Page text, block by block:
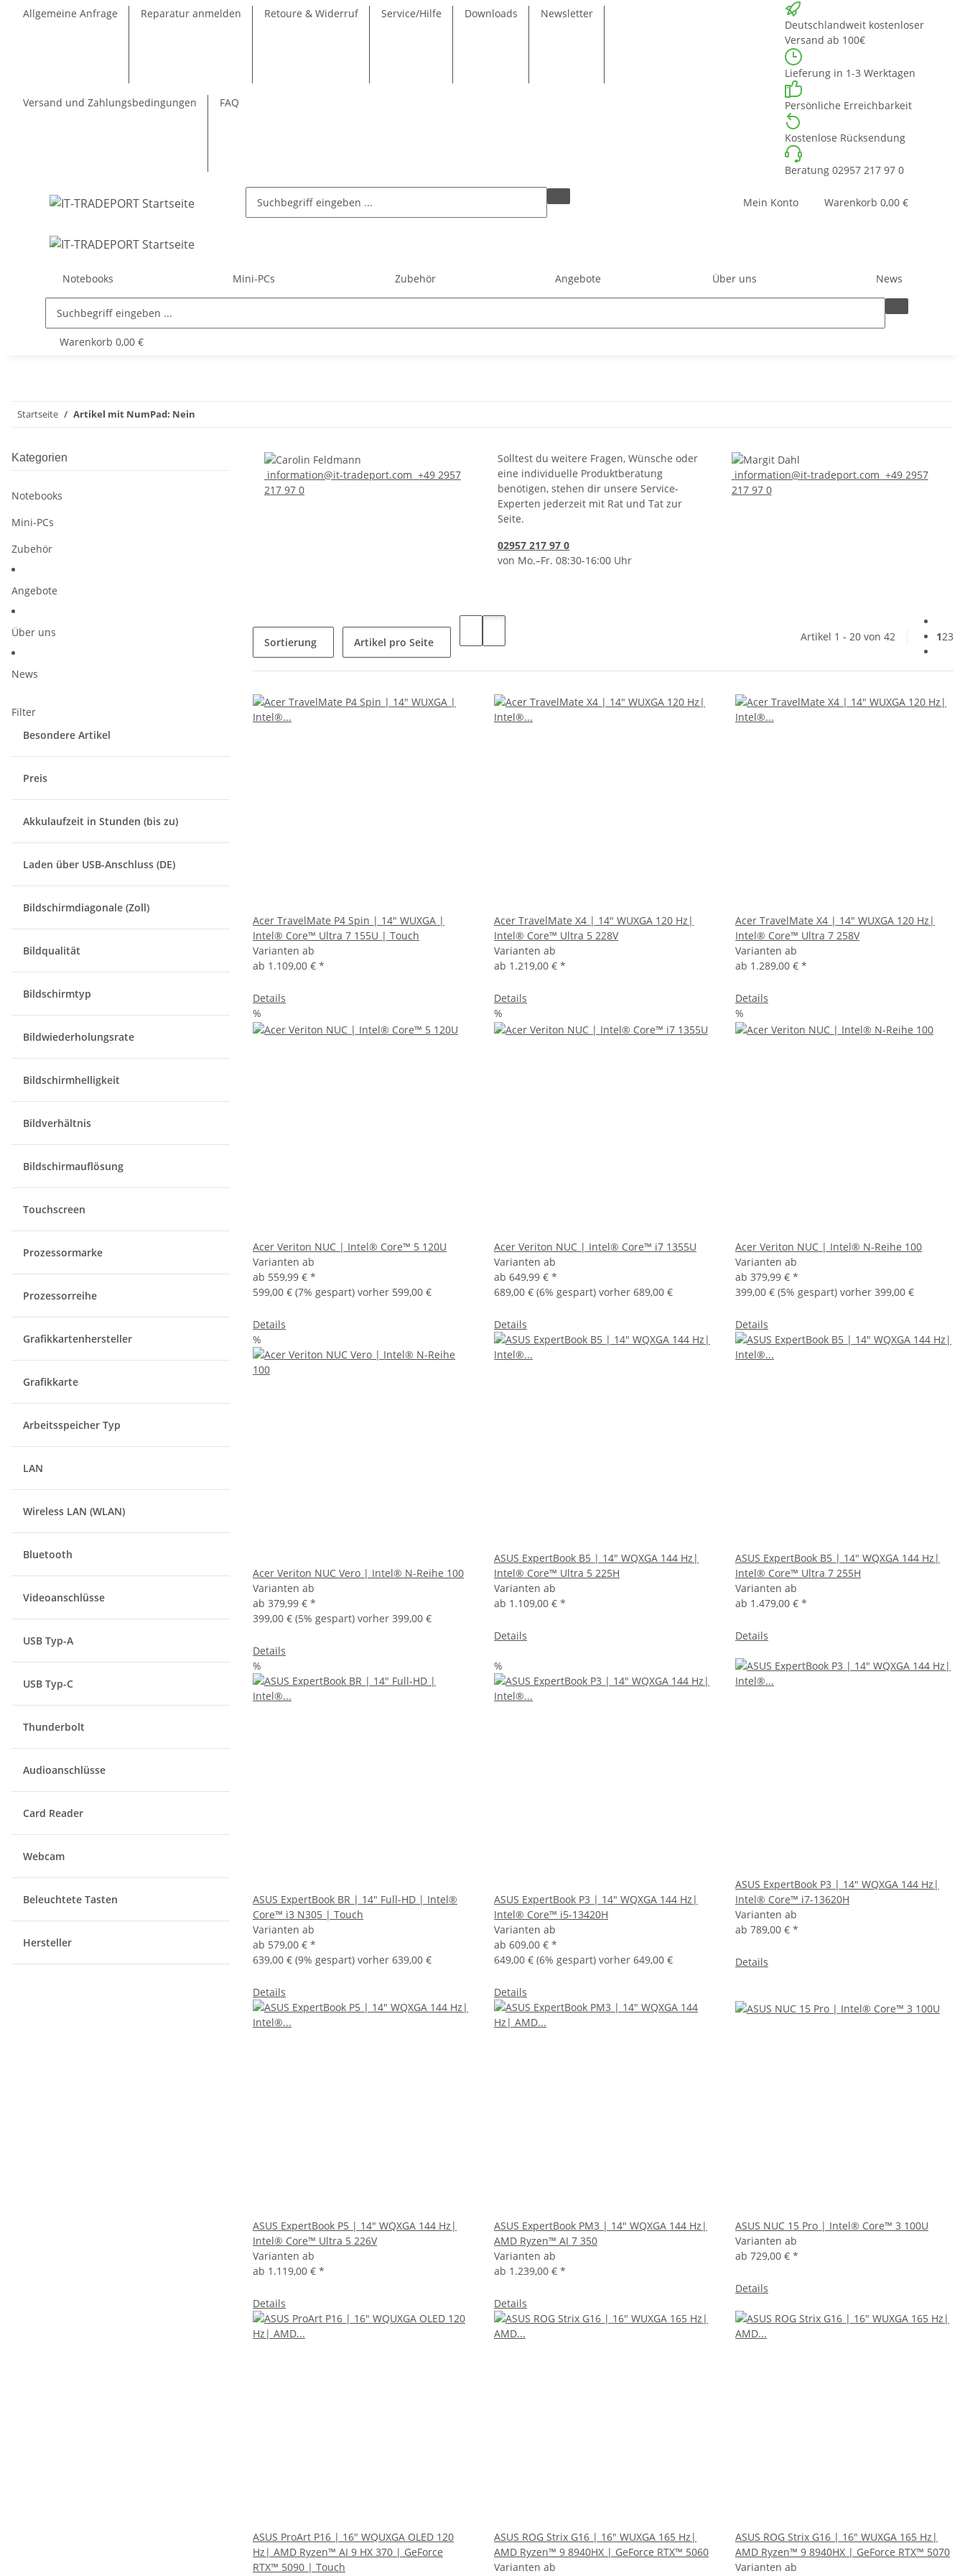
Deutschlandweit kostenloser
Versand ab 100€
Lieferung in 1-3 Werktagen
Persönliche Erreichbarkeit
Kostenlose Rücksendung
Beratung 02957 217 97 0
Allgemeine Anfrage Reparatur anmelden Retoure & Widerruf Service/Hilfe Downloads Newsletter
Versand und Zahlungsbedingungen FAQ
Mein Konto Warenkorb 0,00 €
Notebooks Mini-PCs Zubehör Angebote Über uns News
Warenkorb 0,00 €
Startseite Artikel mit NumPad: Nein
information@it-tradeport.com +49 2957
217 97 0
Solltest du weitere Fragen, Wünsche oder
eine individuelle Produktberatung
benötigen, stehen dir unsere Service-
Experten jederzeit mit Rat und Tat zur
Seite.
02957 217 97 0
von Mo.–Fr. 08:30-16:00 Uhr
information@it-tradeport.com +49 2957
217 97 0
Sortierung Artikel pro Seite Artikel 1 - 20 von 42 123
Acer TravelMate P4 Spin | 14" WUXGA |
Intel® Core™ Ultra 7 155U | Touch
Varianten ab
ab 1.109,00 € *
Details
Acer TravelMate X4 | 14" WUXGA 120 Hz|
Intel® Core™ Ultra 5 228V
Varianten ab
ab 1.219,00 € *
Details
Acer TravelMate X4 | 14" WUXGA 120 Hz|
Intel® Core™ Ultra 7 258V
Varianten ab
ab 1.289,00 € *
Details
%
Acer Veriton NUC | Intel® Core™ 5 120U
Varianten ab
ab 559,99 € *
599,00 € (7% gespart) vorher 599,00 €
Details
%
Acer Veriton NUC | Intel® Core™ i7 1355U
Varianten ab
ab 649,99 € *
689,00 € (6% gespart) vorher 689,00 €
Details
%
Acer Veriton NUC | Intel® N-Reihe 100
Varianten ab
ab 379,99 € *
399,00 € (5% gespart) vorher 399,00 €
Details
%
Acer Veriton NUC Vero | Intel® N-Reihe 100
Varianten ab
ab 379,99 € *
399,00 € (5% gespart) vorher 399,00 €
Details
ASUS ExpertBook B5 | 14" WQXGA 144 Hz|
Intel® Core™ Ultra 5 225H
Varianten ab
ab 1.109,00 € *
Details
ASUS ExpertBook B5 | 14" WQXGA 144 Hz|
Intel® Core™ Ultra 7 255H
Varianten ab
ab 1.479,00 € *
Details
%
ASUS ExpertBook BR | 14" Full-HD | Intel®
Core™ i3 N305 | Touch
Varianten ab
ab 579,00 € *
639,00 € (9% gespart) vorher 639,00 €
Details
%
ASUS ExpertBook P3 | 14" WQXGA 144 Hz|
Intel® Core™ i5-13420H
Varianten ab
ab 609,00 € *
649,00 € (6% gespart) vorher 649,00 €
Details
ASUS ExpertBook P3 | 14" WQXGA 144 Hz|
Intel® Core™ i7-13620H
Varianten ab
ab 789,00 € *
Details
ASUS ExpertBook P5 | 14" WQXGA 144 Hz|
Intel® Core™ Ultra 5 226V
Varianten ab
ab 1.119,00 € *
Details
ASUS ExpertBook PM3 | 14" WQXGA 144 Hz|
AMD Ryzen™ AI 7 350
Varianten ab
ab 1.239,00 € *
Details
ASUS NUC 15 Pro | Intel® Core™ 3 100U
Varianten ab
ab 729,00 € *
Details
ASUS ProArt P16 | 16" WQUXGA OLED 120
Hz| AMD Ryzen™ AI 9 HX 370 | GeForce
RTX™ 5090 | Touch
ASUS ROG Strix G16 | 16" WUXGA 165 Hz|
AMD Ryzen™ 9 8940HX | GeForce RTX™ 5060
Varianten ab
ASUS ROG Strix G16 | 16" WUXGA 165 Hz|
AMD Ryzen™ 9 8940HX | GeForce RTX™ 5070
Varianten ab
Kategorien
Notebooks
Mini-PCs
Zubehör
Angebote
Über uns
News
Filter
Besondere Artikel
Preis
Akkulaufzeit in Stunden (bis zu)
Laden über USB-Anschluss (DE)
Bildschirmdiagonale (Zoll)
Bildqualität
Bildschirmtyp
Bildwiederholungsrate
Bildschirmhelligkeit
Bildverhältnis
Bildschirmauflösung
Touchscreen
Prozessormarke
Prozessorreihe
Grafikkartenhersteller
Grafikkarte
Arbeitsspeicher Typ
LAN
Wireless LAN (WLAN)
Bluetooth
Videoanschlüsse
USB Typ-A
USB Typ-C
Thunderbolt
Audioanschlüsse
Card Reader
Webcam
Beleuchtete Tasten
Hersteller